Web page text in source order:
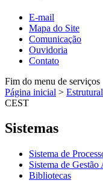
E-mail
Mapa do Site
Comunicação
Ouvidoria
Contato
Fim do menu de serviços
Página inicial > Estrutural
CEST
Sistemas
Sistema de
Sistema de Gestão
Bibliotecas